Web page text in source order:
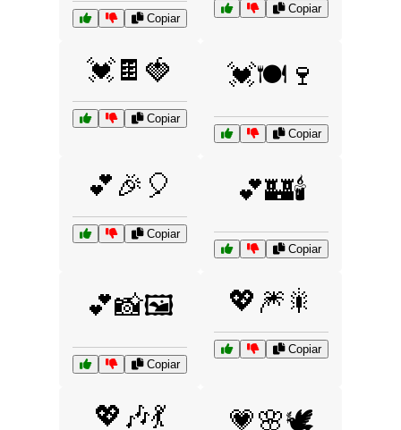
Copiar
Copiar
💓🍫🍓
Copiar
💓🍽️🍷
Copiar
💕🎉🎈
Copiar
💕🏰🕯️
Copiar
💕📸🖼️
Copiar
💖🎆🎇
Copiar
💖🎶💃 💗🌸🕊️